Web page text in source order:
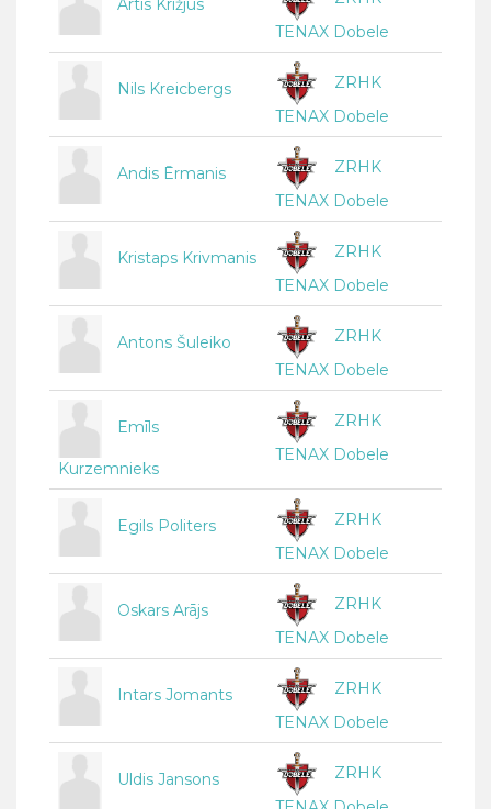
Artis Križjus
TENAX Dobele
Nils Kreicbergs
ZRHK
TENAX Dobele
Andis Ērmanis
ZRHK
TENAX Dobele
Kristaps Krivmanis
ZRHK
TENAX Dobele
Antons Šuleiko
ZRHK
TENAX Dobele
Emīls
Kurzemnieks
ZRHK
TENAX Dobele
Egils Politers
ZRHK
TENAX Dobele
Oskars Arājs
ZRHK
TENAX Dobele
Intars Jomants
ZRHK
TENAX Dobele
Uldis Jansons
ZRHK